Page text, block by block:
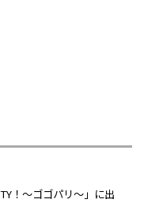
！～ゴゴパリ～」に出